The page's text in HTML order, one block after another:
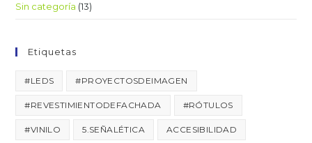
Sin categoría (13)
Etiquetas
#LEDS #PROYECTOSDEIMAGEN
#REVESTIMIENTODEFACHADA #RÓTULOS
#VINILO 5.SEÑALÉTICA ACCESIBILIDAD